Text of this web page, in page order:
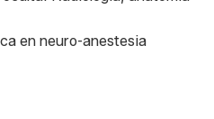
en neuro-anestesia